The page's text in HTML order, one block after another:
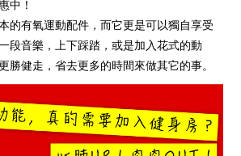
中！
的有氧運動配件，而它更是可以獨自享受
段音樂，上下踩踏，或是加入花式的動
勝健走，省去更多的時間來做其它的事。